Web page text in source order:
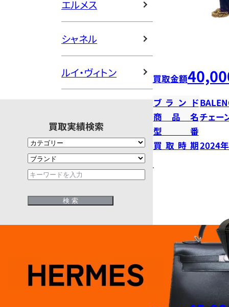
エルメス
シャネル
ルイ・ヴィトン
買取実績検索
買取金額
ブランド
商品名チェー
型番
買取時期2024